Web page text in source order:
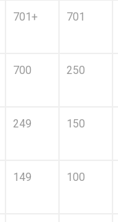
701+ 701
700 250
249 150
149 100